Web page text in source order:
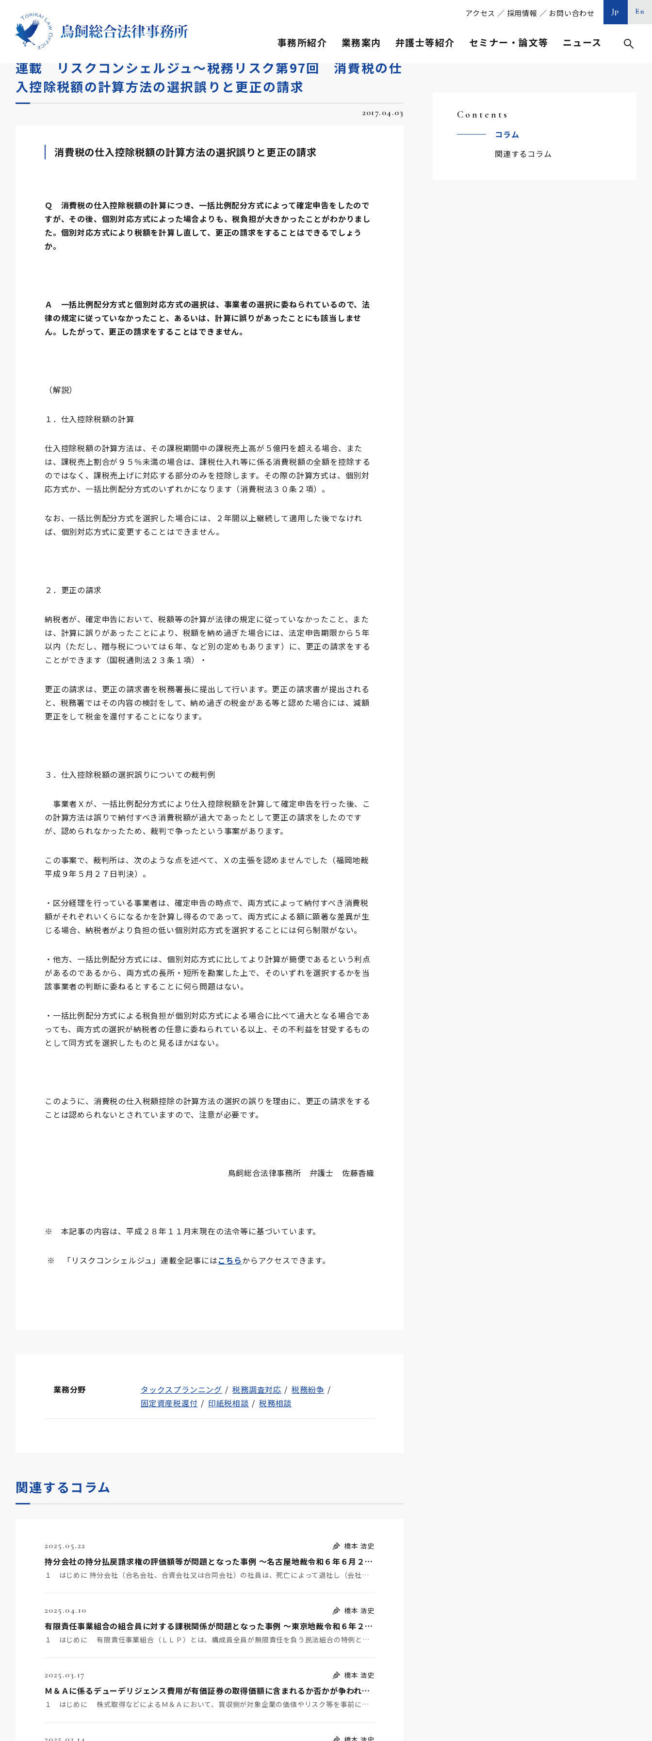
アクセス ／ 採用情報 ／ お問い合わせ Jp En
事務所紹介 業務案内 弁護士等紹介 セミナー・論文等 ニュース
HOME
連載 リスクコンシェルジュ～税務リスク第97回 消費税の仕
入控除税額の計算方法の選択誤りと更正の請求
2017.04.03
消費税の仕入控除税額の計算方法の選択誤りと更正の請求
Ｑ 消費税の仕入控除税額の計算につき、一括比例配分方式によって確定申告をしたので
すが、その後、個別対応方式によった場合よりも、税負担が大きかったことがわかりまし
た。個別対応方式により税額を計算し直して、更正の請求をすることはできるでしょう
か。
Ａ 一括比例配分方式と個別対応方式の選択は、事業者の選択に委ねられているので、法
律の規定に従っていなかったこと、あるいは、計算に誤りがあったことにも該当しませ
ん。したがって、更正の請求をすることはできません。
（解説）
１．仕入控除税額の計算
仕入控除税額の計算方法は、その課税期間中の課税売上高が５億円を超える場合、また
は、課税売上割合が９５％未満の場合は、課税仕入れ等に係る消費税額の全額を控除する
のではなく、課税売上げに対応する部分のみを控除します。その際の計算方式は、個別対
応方式か、一括比例配分方式のいずれかになります（消費税法３０条２項）。
なお、一括比例配分方式を選択した場合には、２年間以上継続して適用した後でなけれ
ば、個別対応方式に変更することはできません。
２．更正の請求
納税者が、確定申告において、税額等の計算が法律の規定に従っていなかったこと、また
は、計算に誤りがあったことにより、税額を納め過ぎた場合には、法定申告期限から５年
以内（ただし、贈与税については６年、など別の定めもあります）に、更正の請求をする
ことができます（国税通則法２３条１項）・
更正の請求は、更正の請求書を税務署長に提出して行います。更正の請求書が提出される
と、税務署ではその内容の検討をして、納め過ぎの税金がある等と認めた場合には、減額
更正をして税金を還付することになります。
３．仕入控除税額の選択誤りについての裁判例
事業者Ｘが、一括比例配分方式により仕入控除税額を計算して確定申告を行った後、こ
の計算方法は誤りで納付すべき消費税額が過大であったとして更正の請求をしたのです
が、認められなかったため、裁判で争ったという事案があります。
この事案で、裁判所は、次のような点を述べて、Ｘの主張を認めませんでした（福岡地裁
平成９年５月２７日判決）。
・区分経理を行っている事業者は、確定申告の時点で、両方式によって納付すべき消費税
額がそれぞれいくらになるかを計算し得るのであって、両方式による額に顕著な差異が生
じる場合、納税者がより負担の低い個別対応方式を選択することには何ら制限がない。
・他方、一括比例配分方式には、個別対応方式に比してより計算が簡便であるという利点
があるのであるから、両方式の長所・短所を勘案した上で、そのいずれを選択するかを当
該事業者の判断に委ねるとすることに何ら問題はない。
・一括比例配分方式による税負担が個別対応方式による場合に比べて過大となる場合であ
っても、両方式の選択が納税者の任意に委ねられている以上、その不利益を甘受するもの
として同方式を選択したものと見るほかはない。
このように、消費税の仕入税額控除の計算方法の選択の誤りを理由に、更正の請求をする
ことは認められないとされていますので、注意が必要です。
鳥飼総合法律事務所 弁護士 佐藤香織
※ 本記事の内容は、平成２８年１１月末現在の法令等に基づいています。
※ 「リスクコンシェルジュ」連載全記事にはこちらからアクセスできます。
業務分野 タックスプランニング 税務調査対応
税務紛争
固定資産税還付
印紙税相談 税務相談
関連するコラム
2025.05.22 橋本 浩史
持分会社の持分払戻請求権の評価額等が問題となった事例 ～名古屋地裁令和６年６月２２日判決TAINS Z８８８-２７２０～
１ はじめに 持分会社（合名会社、合資会社又は合同会社）の社員は、死亡によって退社し（会社法６０７条…
2025.04.10 橋本 浩史
有限責任事業組合の組合員に対する課税関係が問題となった事例 ～東京地裁令和６年２月１６日判決TAINS Z888-2712（確定）～
１ はじめに 有限責任事業組合（ＬＬＰ）とは、構成員全員が無限責任を負う民法組合の特例として、「有…
2025.03.17 橋本 浩史
Ｍ＆Ａに係るデューデリジェンス費用が有価証券の取得価額に含まれるか否かが争われた事例 ～国税不服審判所令和6年1月24日裁決～
１ はじめに 株式取得などによるＭ＆Ａにおいて、買収側が対象企業の価値やリスク等を事前に調査するこ…
Contents
コラム
関連するコラム